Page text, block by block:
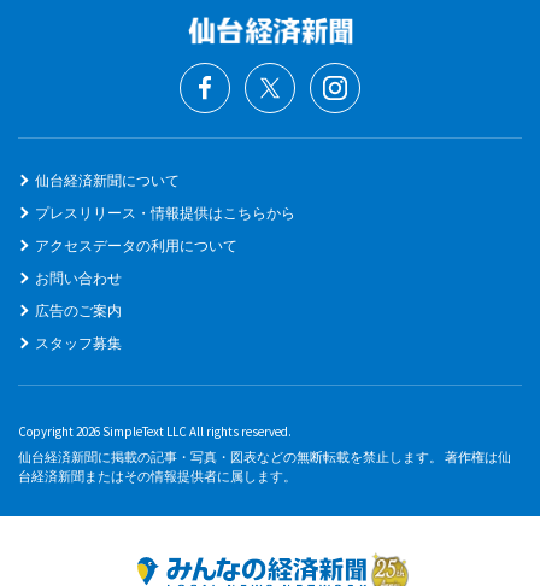
仙台経済新聞について
プレスリリース・情報提供はこちらから
アクセスデータの利用について
お問い合わせ
広告のご案内
スタッフ募集
Copyright 2026 SimpleText LLC All rights reserved.
仙台経済新聞に掲載の記事・写真・図表などの無断転載を禁止します。 著作権は仙
台経済新聞またはその情報提供者に属します。